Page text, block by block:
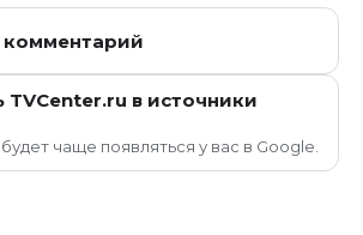
комментарий
TVCenter.ru в источники
чаще появляться у вас в Google.